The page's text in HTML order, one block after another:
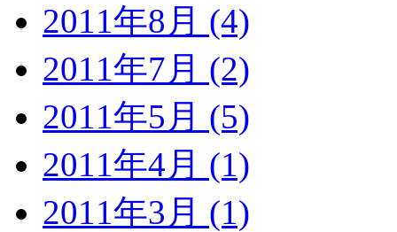
2011年8月 (4)
2011年7月 (2)
2011年5月 (5)
2011年4月 (1)
2011年3月 (1)